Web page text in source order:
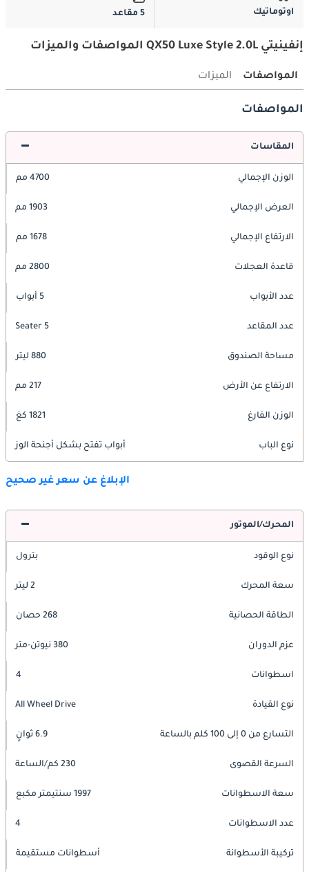
اوتوماتيك
5 مقاعد
إنفينيتي QX50 Luxe Style 2.0L المواصفات والميزات
المواصفات الميزات
المواصفات
المقاسات
الوزن الإجمالي 4700 مم
العرض الإجمالي 1903 مم
الارتفاع الإجمالي 1678 مم
قاعدة العجلات 2800 مم
عدد الأبواب 5 أبواب
عدد المقاعد 5 Seater
مساحة الصندوق 880 ليتر
الارتفاع عن الأرض 217 مم
الوزن الفارغ 1821 كغ
نوع الباب أبواب تفتح بشكل أجنحة الوز
الإبلاغ عن سعر غير صحيح
المحرك/الموتور
نوع الوقود بترول
سعة المحرك 2 ليتر
الطاقة الحصانية 268 حصان
عزم الدوران 380 نيوتن-متر
اسطوانات 4
نوع القيادة All Wheel Drive
التسارع من 0 إلى 100 كلم بالساعة 6.9 ثوانٍ
السرعة القصوى 230 كم/الساعة
سعة الاسطوانات 1997 سنتيمتر مكبع
عدد الاسطوانات 4
تركيبة الأسطوانة أسطوانات مستقيمة